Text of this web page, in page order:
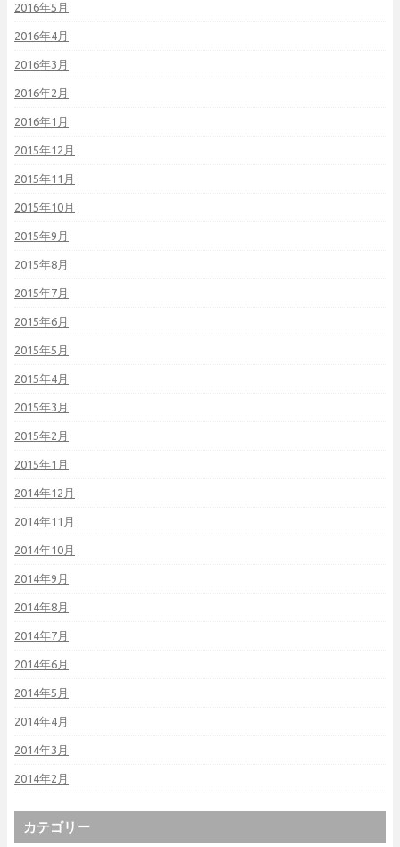
2016年5月
2016年4月
2016年3月
2016年2月
2016年1月
2015年12月
2015年11月
2015年10月
2015年9月
2015年8月
2015年7月
2015年6月
2015年5月
2015年4月
2015年3月
2015年2月
2015年1月
2014年12月
2014年11月
2014年10月
2014年9月
2014年8月
2014年7月
2014年6月
2014年5月
2014年4月
2014年3月
2014年2月
カテゴリー